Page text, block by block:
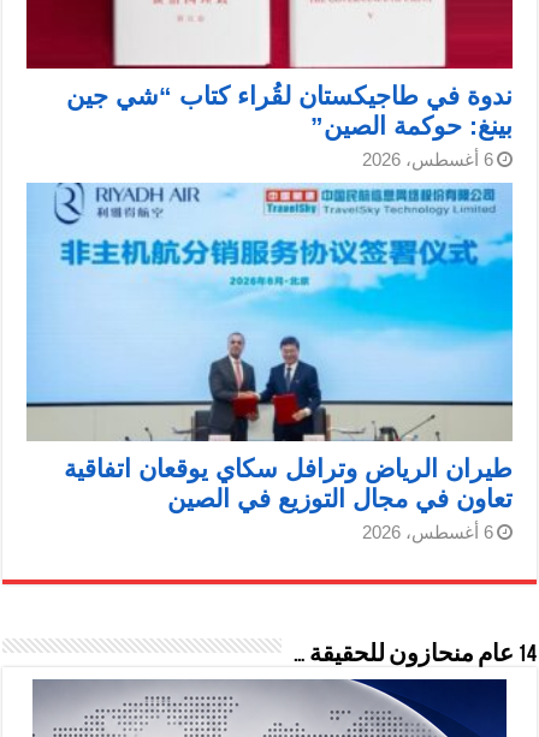
ندوة في طاجيكستان لقُراء كتاب “شي جين
بينغ: حوكمة الصين”
6 أغسطس، 2026
طيران الرياض وترافل سكاي يوقعان اتفاقية
تعاون في مجال التوزيع في الصين
6 أغسطس، 2026
14 عام منحازون للحقيقة …